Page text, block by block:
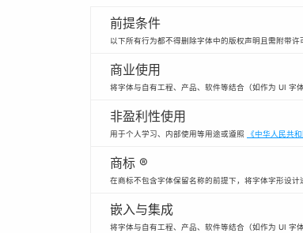
前提条件
以下所有行为都不得删除字体中的版权声明且需附带
商业使用
将字体与自有工程、产品、软件等结合（如作为 UI 字
非盈利性使用
用于个人学习、内部使用等用途或遵照 《中华人民共
商标 ®
在商标不包含字体保留名称的前提下，将字体字形设
嵌入与集成
将字体与自有工程、产品、软件等结合（如作为 UI 字